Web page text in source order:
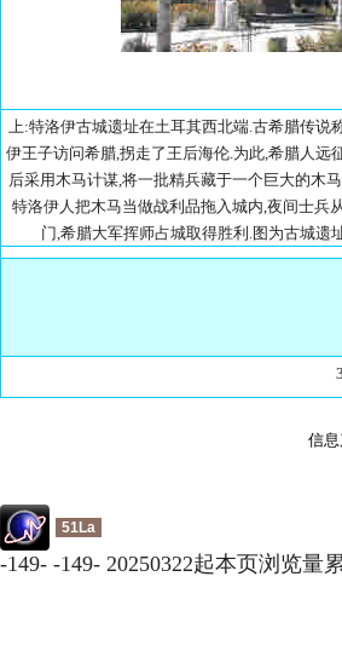
上:特洛伊古城遗址在土耳其西北端.古希腊传说
伊王子访问希腊,拐走了王后海伦.为此,希腊人远
后采用木马计谋,将一批精兵藏于一个巨大的木
特洛伊人把木马当做战利品拖入城内,夜间士兵
门,希腊大军挥师占城取得胜利.图为古城遗
信
51La
-149- -149- 20250322起本页浏览量